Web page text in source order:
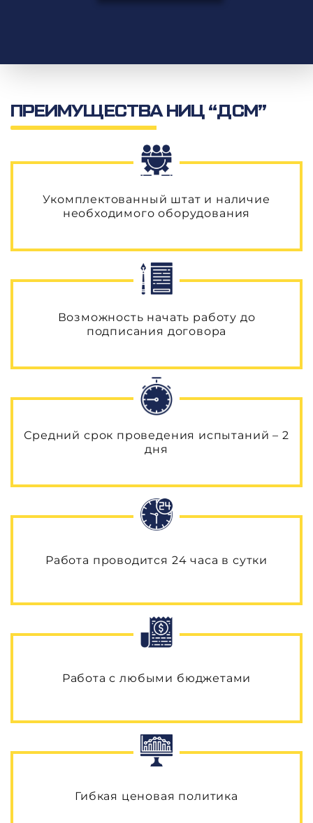
ПРЕИМУЩЕСТВА НИЦ “ДСМ”
Укомплектованный штат и наличие
необходимого оборудования
Возможность начать работу до
подписания договора
Средний срок проведения испытаний – 2
дня
Работа проводится 24 часа в сутки
Работа с любыми бюджетами
Гибкая ценовая политика